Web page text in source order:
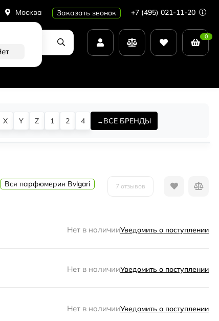
Москва Заказать звонок +7 (495) 021-11-20
0
X Y Z 1 2 4 ВСЕ БРЕНДЫ
Вся парфюмерия Bvlgari 7 отзывов
Нет в наличииУведомить о поступлении
Нет в наличииУведомить о поступлении
Нет в наличииУведомить о поступлении